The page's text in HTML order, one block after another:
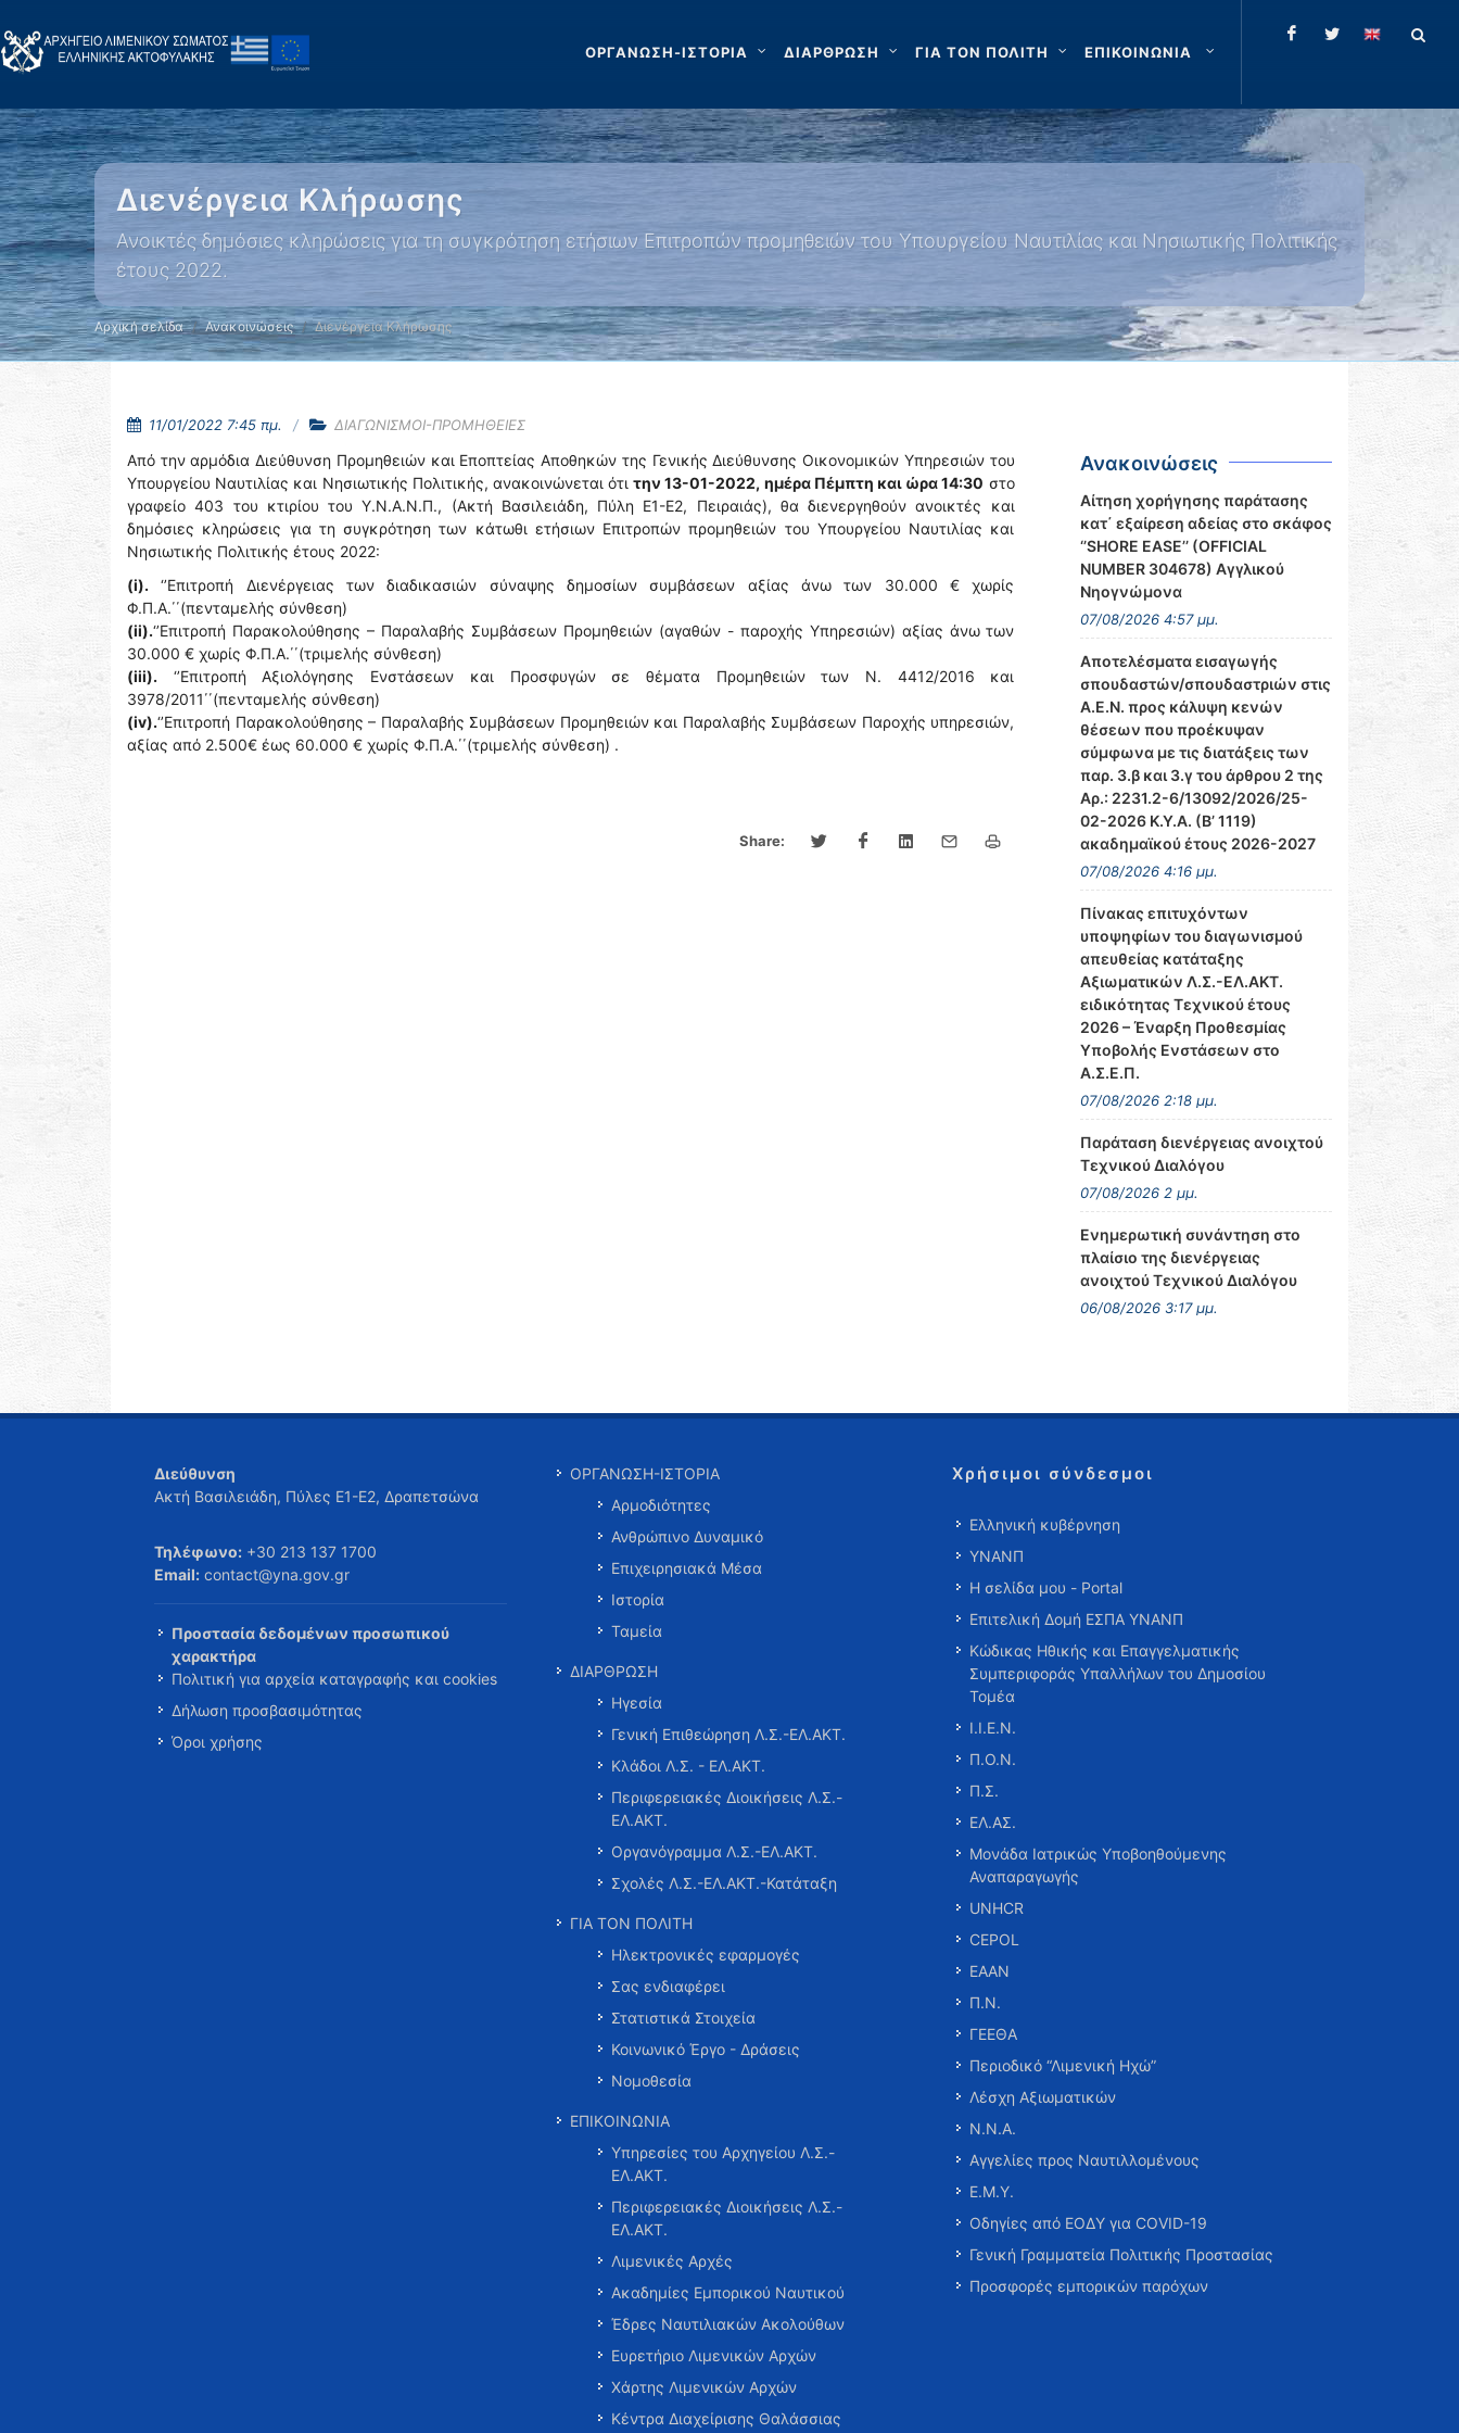
ΟΡΓΑΝΩΣΗ-ΙΣΤΟΡΙΑ ΔΙΑΡΘΡΩΣΗ ΓΙΑ ΤΟΝ ΠΟΛΙΤΗ ΕΠΙΚΟΙΝΩΝΙΑ
Διενέργεια Κλήρωσης
Ανοικτές δημόσιες κληρώσεις για τη συγκρότηση ετήσιων Επιτροπών προμηθειών του Υπουργείου Ναυτιλίας και Νησιωτικής Πολιτικής
έτους 2022.
Αρχική σελίδα Ανακοινώσεις Διενέργεια Κλήρωσης
11/01/2022 7:45 πμ. ΔΙΑΓΩΝΙΣΜΟΙ-ΠΡΟΜΗΘΕΙΕΣ
Από την αρμόδια Διεύθυνση Προμηθειών και Εποπτείας Αποθηκών της Γενικής Διεύθυνσης Οικονομικών Υπηρεσιών του
Υπουργείου Ναυτιλίας και Νησιωτικής Πολιτικής, ανακοινώνεται ότιτην 13-01-2022, ημέρα Πέμπτη και ώρα 14:30 στο
γραφείο 403 του κτιρίου του Υ.Ν.Α.Ν.Π., (Ακτή Βασιλειάδη, Πύλη Ε1-Ε2, Πειραιάς), θα διενεργηθούν ανοικτές και
δημόσιες κληρώσεις για τη συγκρότηση των κάτωθι ετήσιων Επιτροπών προμηθειών του Υπουργείου Ναυτιλίας και
Νησιωτικής Πολιτικής έτους 2022:
(i). ‘’Επιτροπή Διενέργειας των διαδικασιών σύναψης δημοσίων συμβάσεων αξίας άνω των 30.000 € χωρίς
Φ.Π.Α.΄΄(πενταμελής σύνθεση)
(ii).‘’Επιτροπή Παρακολούθησης – Παραλαβής Συμβάσεων Προμηθειών (αγαθών - παροχής Υπηρεσιών) αξίας άνω των
30.000 € χωρίς Φ.Π.Α.΄΄(τριμελής σύνθεση)
(iii). ‘’Επιτροπή Αξιολόγησης Ενστάσεων και Προσφυγών σε θέματα Προμηθειών των Ν. 4412/2016 και
3978/2011΄΄(πενταμελής σύνθεση)
(iv).‘’Επιτροπή Παρακολούθησης – Παραλαβής Συμβάσεων Προμηθειών και Παραλαβής Συμβάσεων Παροχής υπηρεσιών,
αξίας από 2.500€ έως 60.000 € χωρίς Φ.Π.Α.΄΄(τριμελής σύνθεση) .
Share:
Ανακοινώσεις
Αίτηση χορήγησης παράτασης
κατ΄ εξαίρεση αδείας στο σκάφος
‘’SHORE EASE’’ (OFFICIAL
NUMBER 304678) Αγγλικού
Νηογνώμονα
07/08/2026 4:57 μμ.
Αποτελέσματα εισαγωγής
σπουδαστών/σπουδαστριών στις
Α.Ε.Ν. προς κάλυψη κενών
θέσεων που προέκυψαν
σύμφωνα με τις διατάξεις των
παρ. 3.β και 3.γ του άρθρου 2 της
Αρ.: 2231.2-6/13092/2026/25-
02-2026 Κ.Υ.Α. (Β’ 1119)
ακαδημαϊκού έτους 2026-2027
07/08/2026 4:16 μμ.
Πίνακας επιτυχόντων
υποψηφίων του διαγωνισμού
απευθείας κατάταξης
Αξιωματικών Λ.Σ.-ΕΛ.ΑΚΤ.
ειδικότητας Τεχνικού έτους
2026 – Έναρξη Προθεσμίας
Υποβολής Ενστάσεων στο
Α.Σ.Ε.Π.
07/08/2026 2:18 μμ.
Παράταση διενέργειας ανοιχτού
Τεχνικού Διαλόγου
07/08/2026 2 μμ.
Ενημερωτική συνάντηση στο
πλαίσιο της διενέργειας
ανοιχτού Τεχνικού Διαλόγου
06/08/2026 3:17 μμ.
Διεύθυνση
Ακτή Βασιλειάδη, Πύλες Ε1-Ε2, Δραπετσώνα
Τηλέφωνο: +30 213 137 1700
Email: contact@yna.gov.gr
Προστασία δεδομένων προσωπικού
χαρακτήρα
Πολιτική για αρχεία καταγραφής και cookies
Δήλωση προσβασιμότητας
Όροι χρήσης
ΟΡΓΑΝΩΣΗ-ΙΣΤΟΡΙΑ
Αρμοδιότητες
Ανθρώπινο Δυναμικό
Επιχειρησιακά Μέσα
Ιστορία
Ταμεία
ΔΙΑΡΘΡΩΣΗ
Ηγεσία
Γενική Επιθεώρηση Λ.Σ.-ΕΛ.ΑΚΤ.
Κλάδοι Λ.Σ. - ΕΛ.ΑΚΤ.
Περιφερειακές Διοικήσεις Λ.Σ.-
ΕΛ.ΑΚΤ.
Οργανόγραμμα Λ.Σ.-ΕΛ.ΑΚΤ.
Σχολές Λ.Σ.-ΕΛ.ΑΚΤ.-Κατάταξη
ΓΙΑ ΤΟΝ ΠΟΛΙΤΗ
Ηλεκτρονικές εφαρμογές
Σας ενδιαφέρει
Στατιστικά Στοιχεία
Κοινωνικό Έργο - Δράσεις
Νομοθεσία
ΕΠΙΚΟΙΝΩΝΙΑ
Υπηρεσίες του Αρχηγείου Λ.Σ.-
ΕΛ.ΑΚΤ.
Περιφερειακές Διοικήσεις Λ.Σ.-
ΕΛ.ΑΚΤ.
Λιμενικές Αρχές
Ακαδημίες Εμπορικού Ναυτικού
Έδρες Ναυτιλιακών Ακολούθων
Ευρετήριο Λιμενικών Αρχών
Χάρτης Λιμενικών Αρχών
Κέντρα Διαχείρισης Θαλάσσιας
Χρήσιμοι σύνδεσμοι
Ελληνική κυβέρνηση
ΥΝΑΝΠ
Η σελίδα μου - Portal
Επιτελική Δομή ΕΣΠΑ ΥΝΑΝΠ
Κώδικας Ηθικής και Επαγγελματικής
Συμπεριφοράς Υπαλλήλων του Δημοσίου
Τομέα
Ι.Ι.Ε.Ν.
Π.Ο.Ν.
Π.Σ.
ΕΛ.ΑΣ.
Μονάδα Ιατρικώς Υποβοηθούμενης
Αναπαραγωγής
UNHCR
CEPOL
ΕΑΑΝ
Π.Ν.
ΓΕΕΘΑ
Περιοδικό “Λιμενική Ηχώ”
Λέσχη Αξιωματικών
Ν.Ν.Α.
Αγγελίες προς Ναυτιλλομένους
Ε.Μ.Υ.
Οδηγίες από ΕΟΔΥ για COVID-19
Γενική Γραμματεία Πολιτικής Προστασίας
Προσφορές εμπορικών παρόχων